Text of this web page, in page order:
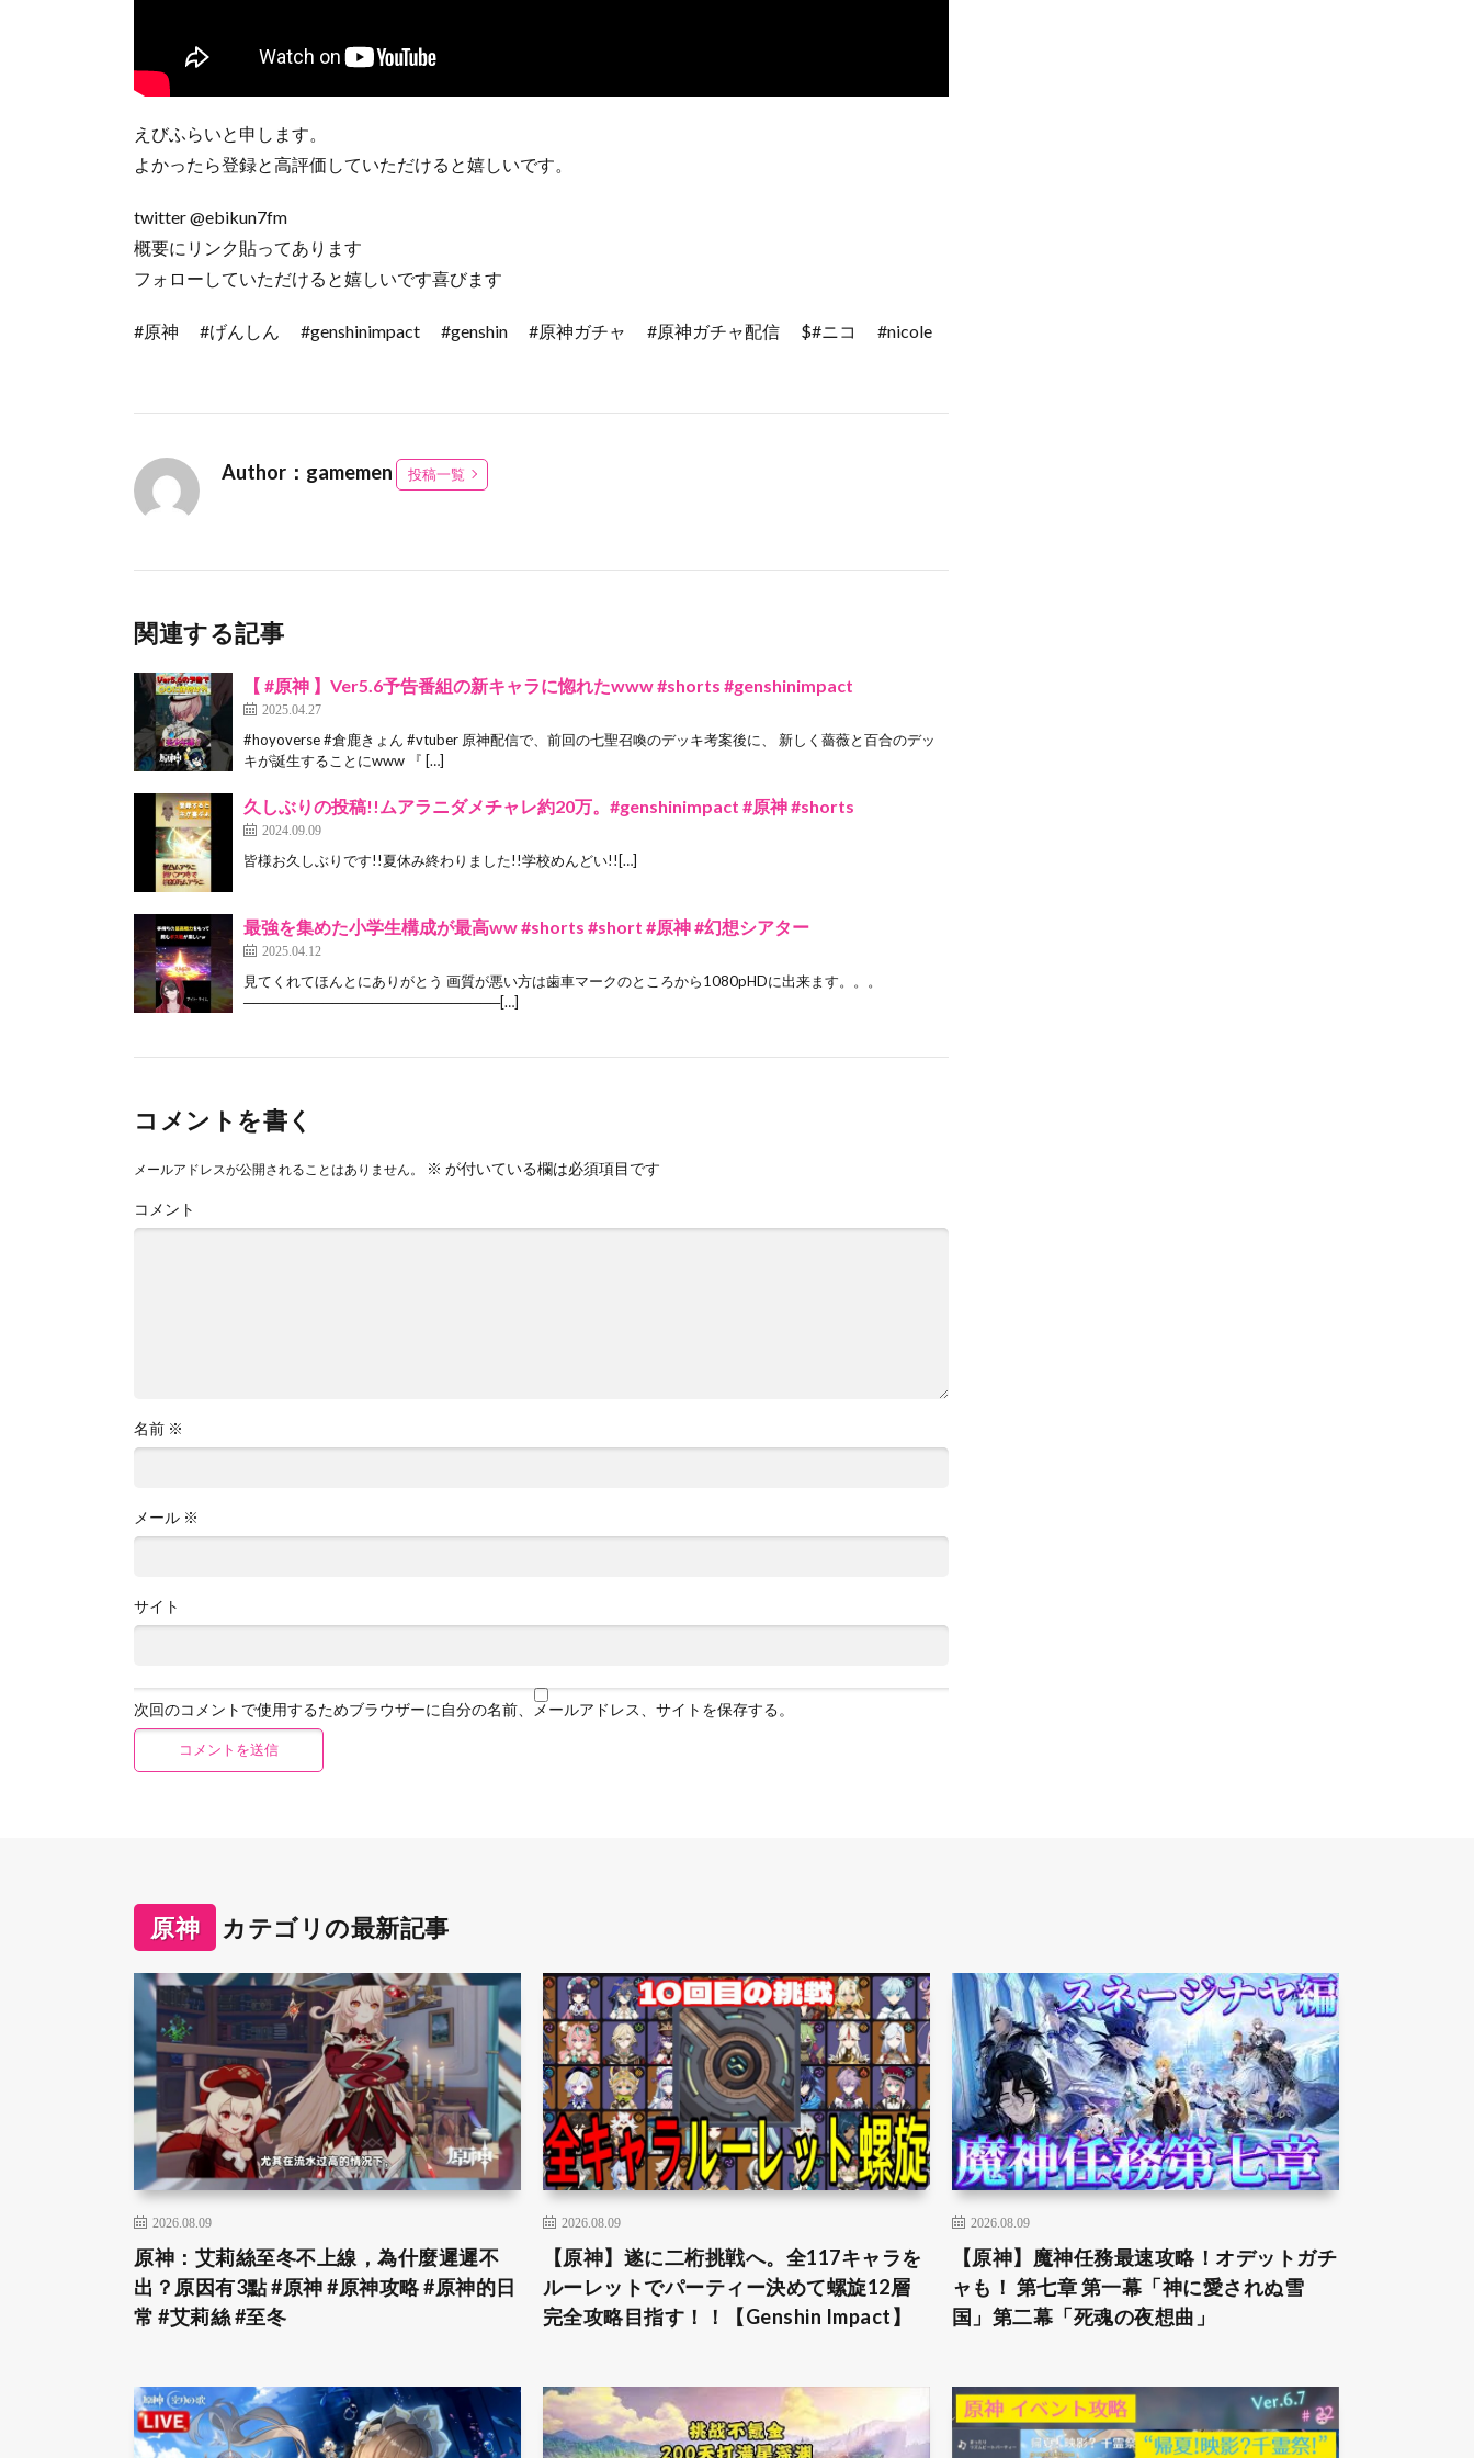
えびふらいと申します。
よかったら登録と高評価していただけると嬉しいです。
twitter @ebikun7fm
概要にリンク貼ってあります
フォローしていただけると嬉しいです喜びます
#原神 #げんしん #genshinimpact #genshin #原神ガチャ #原神ガチャ配信 $#ニコ #nicole
Author：gamemen 投稿一覧
関連する記事
【 #原神 】Ver5.6予告番組の新キャラに惚れたwww #shorts #genshinimpact
2025.04.27
#hoyoverse #倉鹿きょん #vtuber 原神配信で、前回の七聖召喚のデッキ考案後に、 新しく薔薇と百合のデッ
キが誕生することにwww 『 […]
久しぶりの投稿!!ムアラニダメチャレ約20万。#genshinimpact #原神 #shorts
2024.09.09
皆様お久しぶりです!!夏休み終わりました!!学校めんどい!![…]
最強を集めた小学生構成が最高ww #shorts #short #原神 #幻想シアター
2025.04.12
見てくれてほんとにありがとう 画質が悪い方は歯車マークのところから1080pHDに出来ます。。。
──────────────────────────[…]
コメントを書く
メールアドレスが公開されることはありません。 ※ が付いている欄は必須項目です
コメント
名前 ※
メール ※
サイト
次回のコメントで使用するためブラウザーに自分の名前、メールアドレス、サイトを保存する。
原神 カテゴリの最新記事
2026.08.09
原神：艾莉絲至冬不上線，為什麼遲遲不
出？原因有3點 #原神 #原神攻略 #原神的日
常 #艾莉絲 #至冬
2026.08.09
【原神】遂に二桁挑戦へ。全117キャラを
ルーレットでパーティー決めて螺旋12層
完全攻略目指す！！【Genshin Impact】
2026.08.09
【原神】魔神任務最速攻略！オデットガチ
ャも！ 第七章 第一幕「神に愛されぬ雪
国」第二幕「死魂の夜想曲」